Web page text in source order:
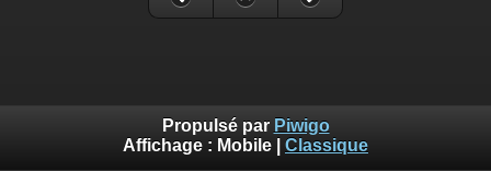
Propulsé par Piwigo
Affichage : Mobile Classique